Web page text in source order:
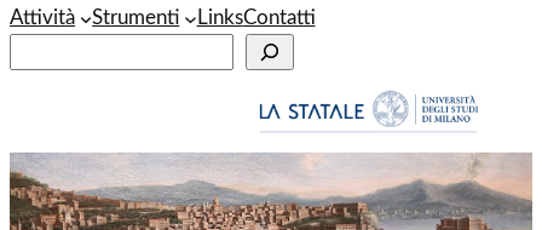
Attività Strumenti LinksContatti
a